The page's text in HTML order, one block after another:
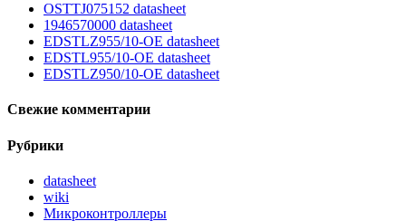
OSTTJ075152 datasheet
1946570000 datasheet
EDSTLZ955/10-OE datasheet
EDSTL955/10-OE datasheet
EDSTLZ950/10-OE datasheet
Свежие комментарии
Рубрики
datasheet
wiki
Микроконтроллеры